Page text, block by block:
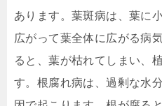
あります。葉斑病は、葉に
広がって葉全体に広がる病
ると、葉が枯れてしまい、
す。根腐れ病は、過剰な水